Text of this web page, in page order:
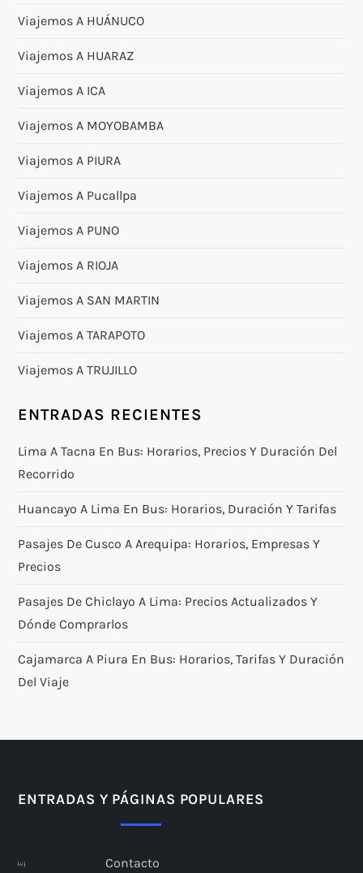
Viajemos A HUÁNUCO
Viajemos A HUARAZ
Viajemos A ICA
Viajemos A MOYOBAMBA
Viajemos A PIURA
Viajemos A Pucallpa
Viajemos A PUNO
Viajemos A RIOJA
Viajemos A SAN MARTIN
Viajemos A TARAPOTO
Viajemos A TRUJILLO
ENTRADAS RECIENTES
Lima A Tacna En Bus: Horarios, Precios Y Duración Del
Recorrido
Huancayo A Lima En Bus: Horarios, Duración Y Tarifas
Pasajes De Cusco A Arequipa: Horarios, Empresas Y
Precios
Pasajes De Chiclayo A Lima: Precios Actualizados Y
Dónde Comprarlos
Cajamarca A Piura En Bus: Horarios, Tarifas Y Duración
Del Viaje
ENTRADAS Y PÁGINAS POPULARES
Contacto